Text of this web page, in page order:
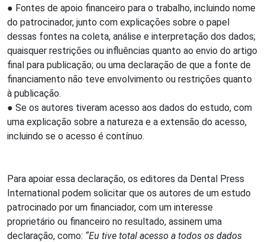
● Fontes de apoio financeiro para o trabalho, incluindo nome
do patrocinador, junto com explicações sobre o papel
dessas fontes na coleta, análise e interpretação dos dados;
quaisquer restrições ou influências quanto ao envio do artigo
final para publicação; ou uma declaração de que a fonte de
financiamento não teve envolvimento ou restrições quanto
à publicação.
● Se os autores tiveram acesso aos dados do estudo, com
uma explicação sobre a natureza e a extensão do acesso,
incluindo se o acesso é contínuo.
Para apoiar essa declaração, os editores da Dental Press
International podem solicitar que os autores de um estudo
patrocinado por um financiador, com um interesse
proprietário ou financeiro no resultado, assinem uma
declaração, como: “Eu tive total acesso a todos os dados